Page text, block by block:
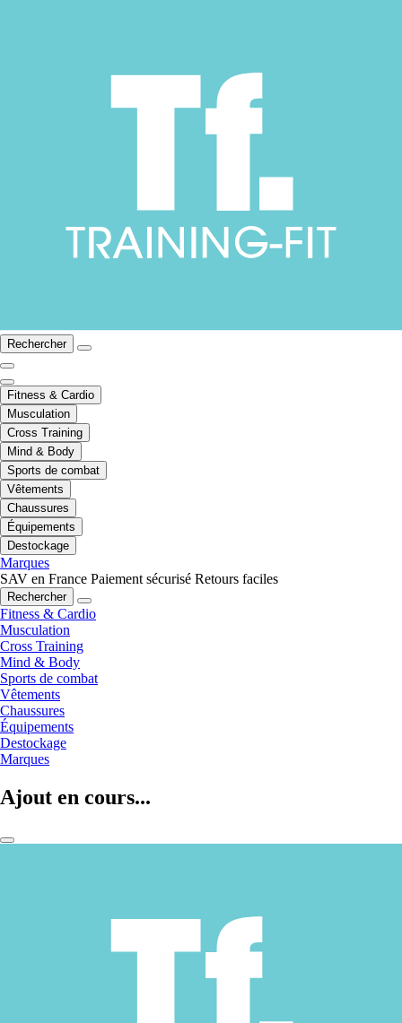
Rechercher
Fitness & Cardio
Musculation
Cross Training
Mind & Body
Sports de combat
Vêtements
Chaussures
Équipements
Destockage
Marques
SAV en France Paiement sécurisé Retours faciles
Rechercher
Fitness & Cardio
Musculation
Cross Training
Mind & Body
Sports de combat
Vêtements
Chaussures
Équipements
Destockage
Marques
Ajout en cours...